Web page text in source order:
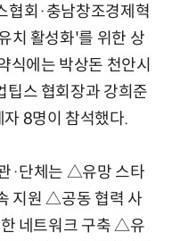
협회·충남창조경제혁
치 활성화'를 위한 상
식에는 박상돈 천안시
팁스 협회장과 강희준
8명이 참석했다.
·단체는 △유망 스타
지원 △공동 협력 사
네트워크 구축 △유